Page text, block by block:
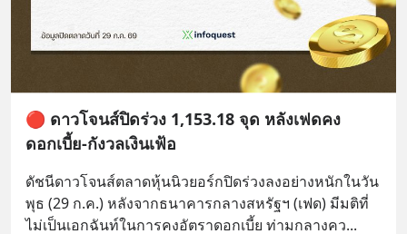
🔴 ดาวโจนส์ปิดร่วง 1,153.18 จุด หลังเฟดคง
ดอกเบี้ย-กังวลเงินเฟ้อ
ดัชนีดาวโจนส์ตลาดหุ้นนิวยอร์กปิดร่วงลงอย่างหนักในวัน
พุธ (29 ก.ค.) หลังจากธนาคารกลางสหรัฐฯ (เฟด) มีมติที่
ไม่เป็นเอกฉันท์ในการคงอัตราดอกเบี้ย ท่ามกลางคว...